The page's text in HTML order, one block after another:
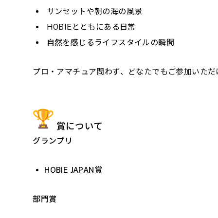
サンセットや朝の海の風景
HOBIEとともにある日常
自然を感じるライフスタイルの瞬間
プロ・アマチュア問わず、どなたでもご参加いただ
賞について
グランプリ
HOBIE JAPAN賞
部門賞